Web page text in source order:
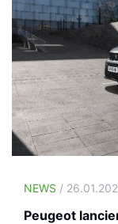
NEWS /
Peugeot